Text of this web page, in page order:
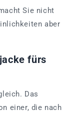
Sie nicht
aber
fürs
Das
einer, die nach